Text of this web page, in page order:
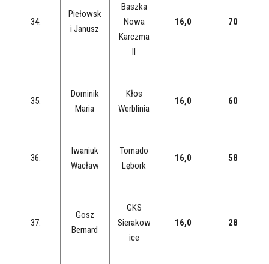
34.
Piełowsk
i Janusz
Baszka
Nowa
Karczma
II
16,0 70
35.
Dominik
Maria
Kłos
Werblinia
16,0 60
36.
Iwaniuk
Wacław
Tornado
Lębork
16,0 58
37.
Gosz
Bernard
GKS
Sierakow
ice
16,0 28